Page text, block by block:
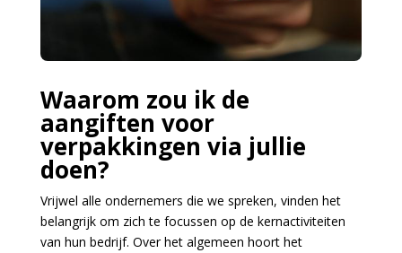
Waarom zou ik de
aangiften voor
verpakkingen via jullie
doen?
Vrijwel alle ondernemers die we spreken, vinden het
belangrijk om zich te focussen op de kernactiviteiten
van hun bedrijf. Over het algemeen hoort het